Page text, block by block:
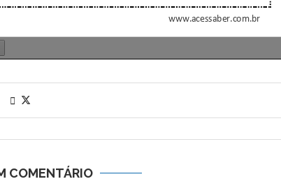
COMENTÁRIO